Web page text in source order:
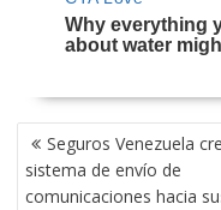
NAVEGACIÓN
DE
ENTRADAS
Seguros Venezuela
sistema de envío de
comunicaciones hacia